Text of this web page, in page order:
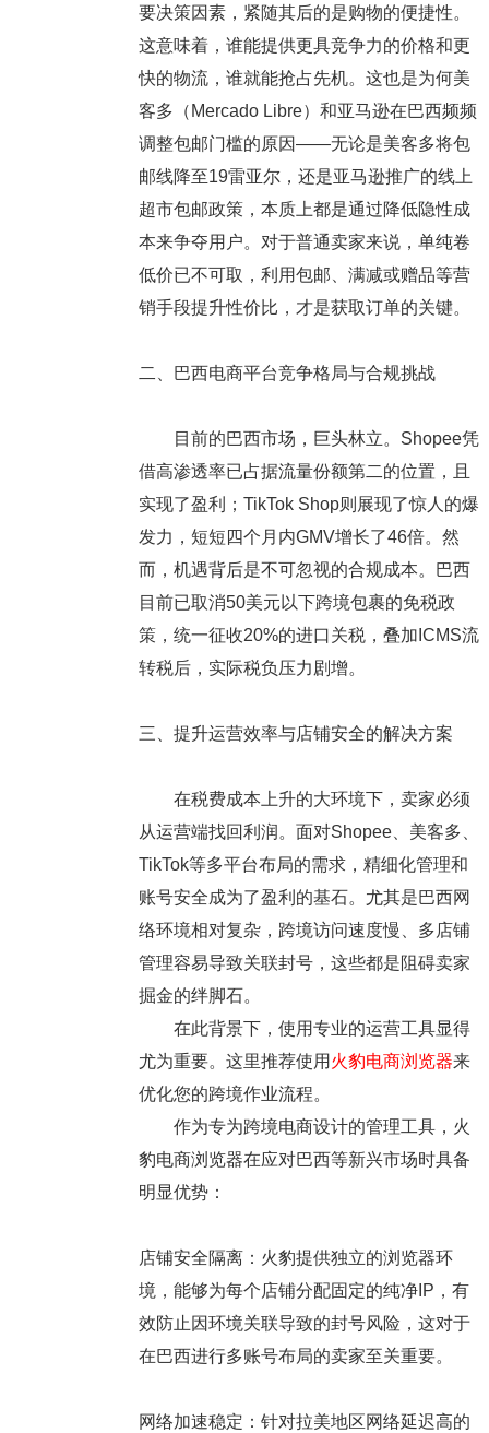
要决策因素，紧随其后的是购物的便捷性。
这意味着，谁能提供更具竞争力的价格和更
快的物流，谁就能抢占先机。这也是为何美
客多（Mercado Libre）和亚马逊在巴西频频
调整包邮门槛的原因——无论是美客多将包
邮线降至19雷亚尔，还是亚马逊推广的线上
超市包邮政策，本质上都是通过降低隐性成
本来争夺用户。对于普通卖家来说，单纯卷
低价已不可取，利用包邮、满减或赠品等营
销手段提升性价比，才是获取订单的关键。
二、巴西电商平台竞争格局与合规挑战
目前的巴西市场，巨头林立。Shopee凭
借高渗透率已占据流量份额第二的位置，且
实现了盈利；TikTok Shop则展现了惊人的爆
发力，短短四个月内GMV增长了46倍。然
而，机遇背后是不可忽视的合规成本。巴西
目前已取消50美元以下跨境包裹的免税政
策，统一征收20%的进口关税，叠加ICMS流
转税后，实际税负压力剧增。
三、提升运营效率与店铺安全的解决方案
在税费成本上升的大环境下，卖家必须
从运营端找回利润。面对Shopee、美客多、
TikTok等多平台布局的需求，精细化管理和
账号安全成为了盈利的基石。尤其是巴西网
络环境相对复杂，跨境访问速度慢、多店铺
管理容易导致关联封号，这些都是阻碍卖家
掘金的绊脚石。
在此背景下，使用专业的运营工具显得
尤为重要。这里推荐使用 火豹电商浏览器来
优化您的跨境作业流程。
作为专为跨境电商设计的管理工具，火
豹电商浏览器在应对巴西等新兴市场时具备
明显优势：
店铺安全隔离：火豹提供独立的浏览器环
境，能够为每个店铺分配固定的纯净IP，有
效防止因环境关联导致的封号风险，这对于
在巴西进行多账号布局的卖家至关重要。
网络加速稳定 ：针对拉美地区网络延迟高的